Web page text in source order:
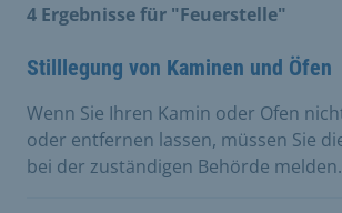
4 Ergebnisse für "Feuerstelle"
Stilllegung von Kaminen und Öfen
Wenn Sie Ihren Kamin oder Ofen
oder entfernen lassen, müssen Sie
bei der zuständigen Behörde melden.